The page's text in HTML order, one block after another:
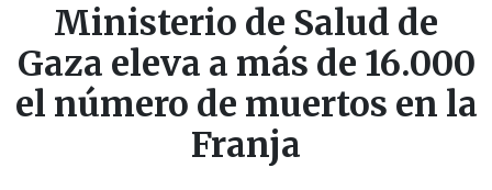
Ministerio de Salud de
Gaza eleva a más de 16.000
el número de muertos en la
Franja